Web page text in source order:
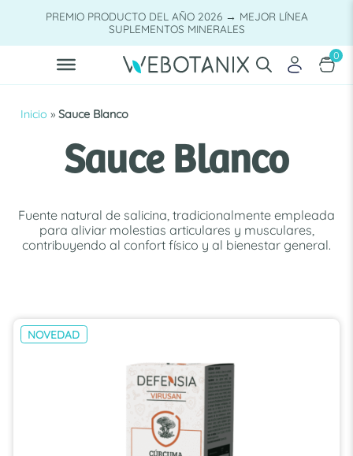
PREMIO PRODUCTO DEL AÑO 2026 → MEJOR LÍNEA
SUPLEMENTOS MINERALES
0
Inicio » Sauce Blanco
Sauce Blanco
Fuente natural de salicina, tradicionalmente empleada
para aliviar molestias articulares y musculares,
contribuyendo al confort físico y al bienestar general.
NOVEDAD